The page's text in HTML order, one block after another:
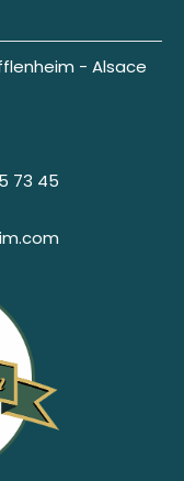
- Alsace
73 45